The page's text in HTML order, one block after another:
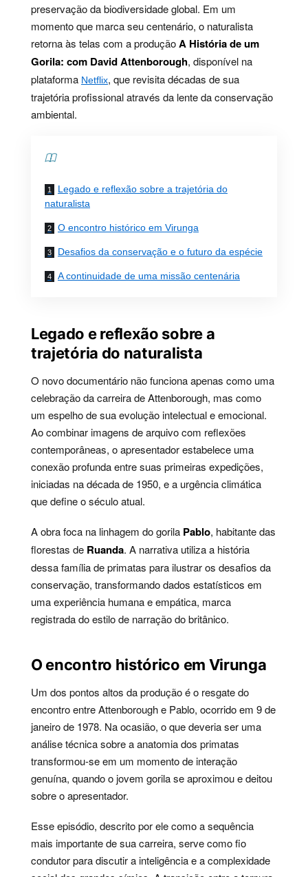
preservação da biodiversidade global. Em um
momento que marca seu centenário, o naturalista
retorna às telas com a produçãoA História de um
Gorila: com David Attenborough, disponível na
plataforma Netflix, que revisita décadas de sua
trajetória profissional através da lente da conservação
ambiental.
Legado e reflexão sobre a trajetória do
naturalista
O encontro histórico em Virunga
Desafios da conservação e o futuro da espécie
A continuidade de uma missão centenária
Legado e reflexão sobre a
trajetória do naturalista
O novo documentário não funciona apenas como uma
celebração da carreira de Attenborough, mas como
um espelho de sua evolução intelectual e emocional.
Ao combinar imagens de arquivo com reflexões
contemporâneas, o apresentador estabelece uma
conexão profunda entre suas primeiras expedições,
iniciadas na década de 1950, e a urgência climática
que define o século atual.
A obra foca na linhagem do gorila Pablo, habitante das
florestas de Ruanda. A narrativa utiliza a história
dessa família de primatas para ilustrar os desafios da
conservação, transformando dados estatísticos em
uma experiência humana e empática, marca
registrada do estilo de narração do britânico.
O encontro histórico em Virunga
Um dos pontos altos da produção é o resgate do
encontro entre Attenborough e Pablo, ocorrido em 9 de
janeiro de 1978. Na ocasião, o que deveria ser uma
análise técnica sobre a anatomia dos primatas
transformou-se em um momento de interação
genuína, quando o jovem gorila se aproximou e deitou
sobre o apresentador.
Esse episódio, descrito por ele como a sequência
mais importante de sua carreira, serve como fio
condutor para discutir a inteligência e a complexidade